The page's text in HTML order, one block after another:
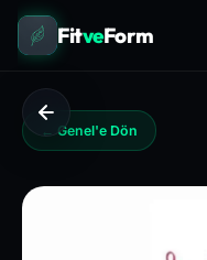
FitveForm
← Genel'e Dön